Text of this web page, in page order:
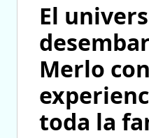
El
Merlo
toda la